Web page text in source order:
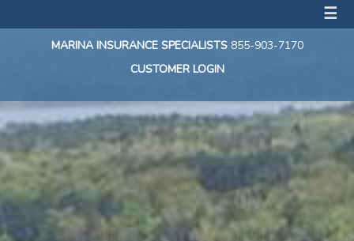
☰
MARINA INSURANCE SPECIALISTS855-903-7170
CUSTOMER LOGIN